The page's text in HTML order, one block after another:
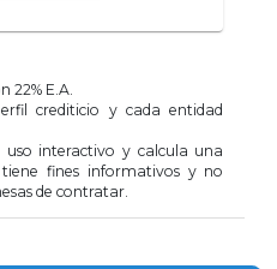
22% E.A.
crediticio y cada entidad
interactivo y calcula una
fines informativos y no
de contratar.